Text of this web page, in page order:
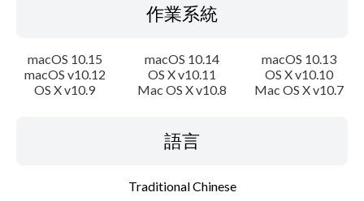
系統要求
注意事項
作業系統
macOS 10.15 macOS 10.14
macOS 10.13
macOS v10.12
OS X v10.11
OS X v10.10
OS X v10.9
Mac OS X v10.8 Mac OS X v10.7
語言
Traditional Chinese